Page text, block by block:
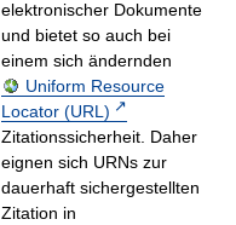
elektronischer Dokumente
und bietet so auch bei
einem sich ändernden
Uniform Resource
Locator (URL)
Zitationssicherheit. Daher
eignen sich URNs zur
dauerhaft sichergestellten
Zitation in